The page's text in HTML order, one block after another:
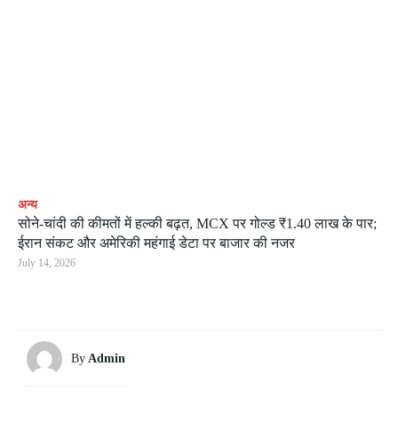
अन्य
सोने-चांदी की कीमतों में हल्की बढ़त, MCX पर गोल्ड ₹1.40 लाख के पार;
ईरान संकट और अमेरिकी महंगाई डेटा पर बाजार की नजर
July 14, 2026
By Admin